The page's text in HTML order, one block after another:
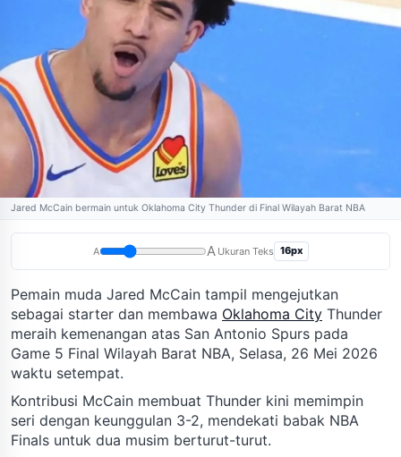
Jared McCain bermain untuk Oklahoma City Thunder di Final Wilayah Barat NBA
A A Ukuran Teks 16px
Pemain muda Jared McCain tampil mengejutkan
sebagai starter dan membawa Oklahoma City Thunder
meraih kemenangan atas San Antonio Spurs pada
Game 5 Final Wilayah Barat NBA, Selasa, 26 Mei 2026
waktu setempat.
Kontribusi McCain membuat Thunder kini memimpin
seri dengan keunggulan 3-2, mendekati babak NBA
Finals untuk dua musim berturut-turut.